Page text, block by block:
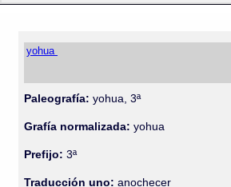
yohua
Paleografía: yohua, 3ª
Grafía normalizada: yohua
Prefijo: 3ª
Traducción uno: anochecer